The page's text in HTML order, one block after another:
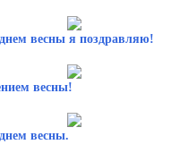
весны я поздравляю!
весны!
весны.